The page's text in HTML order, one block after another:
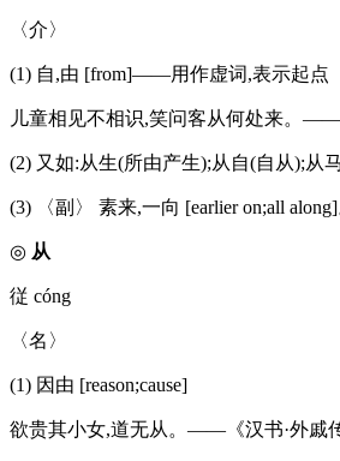
〈介〉
(1) 自,由 [from]——用作虚词,表示起点
儿童相见不相识,笑问客从何处来。——
(2) 又如:从生(所由产生);从自(自从);从
(3) 〈副〉 素来,一向 [earlier on;all
◎ 从
従 cóng
〈名〉
(1) 因由 [reason;cause]
欲贵其小女,道无从。——《汉书·外戚